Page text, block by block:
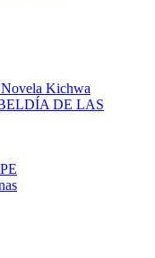
Kichwa
DE LAS